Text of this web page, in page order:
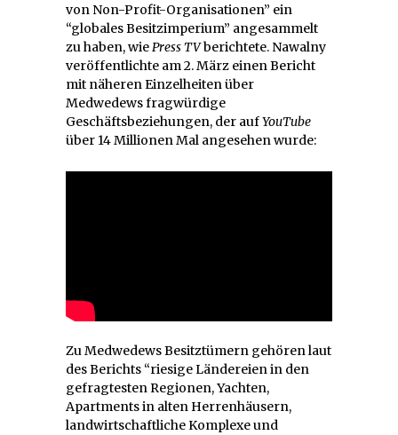
von Non-Profit-Organisationen” ein
“globales Besitzimperium” angesammelt
zu haben, wiePress TVberichtete. Nawalny
veröffentlichte am 2. März einen Bericht
mit näheren Einzelheiten über
Medwedews fragwürdige
Geschäftsbeziehungen, der aufYouTube
über 14 Millionen Mal angesehen wurde:
Zu Medwedews Besitztümern gehören laut
des Berichts “riesige Ländereien in den
gefragtesten Regionen, Yachten,
Apartments in alten Herrenhäusern,
landwirtschaftliche Komplexe und